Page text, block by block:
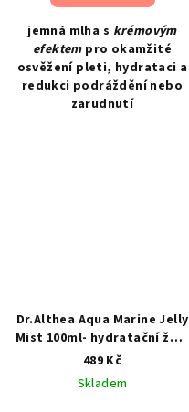
jemná mlha s krémovým
efektempro okamžité
osvěžení pleti, hydrataci a
redukci podráždění nebo
zarudnutí
Dr.Althea Aqua Marine Jelly
Mist 100ml- hydratační želé
mlha na obličej s PDRN a
hlubokomořskou vodou
489 Kč
Skladem